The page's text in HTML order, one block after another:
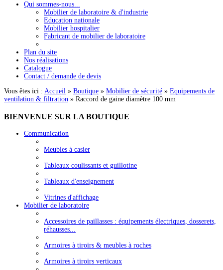
Qui sommes-nous...
Mobilier de laboratoire & d'industrie
Education nationale
Mobilier hospitalier
Fabricant de mobilier de laboratoire
Plan du site
Nos réalisations
Catalogue
Contact / demande de devis
Vous êtes ici : Accueil » Boutique » Mobilier de sécurité » Equipements de
ventilation & filtration » Raccord de gaine diamètre 100 mm
BIENVENUE SUR LA BOUTIQUE
Communication
Meubles à casier
Tableaux coulissants et guillotine
Tableaux d'enseignement
Vitrines d'affichage
Mobilier de laboratoire
Accessoires de paillasses : équipements électriques, dosserets,
réhausses...
Armoires à tiroirs & meubles à roches
Armoires à tiroirs verticaux